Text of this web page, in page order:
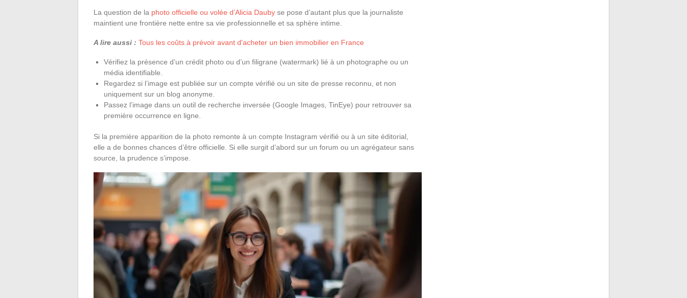
La question de la photo officielle ou volée d’Alicia Dauby se pose d’autant plus que la journaliste
maintient une frontière nette entre sa vie professionnelle et sa sphère intime.
A lire aussi : Tous les coûts à prévoir avant d'acheter un bien immobilier en France
Vérifiez la présence d’un crédit photo ou d’un filigrane (watermark) lié à un photographe ou un
média identifiable.
Regardez si l’image est publiée sur un compte vérifié ou un site de presse reconnu, et non
uniquement sur un blog anonyme.
Passez l’image dans un outil de recherche inversée (Google Images, TinEye) pour retrouver sa
première occurrence en ligne.
Si la première apparition de la photo remonte à un compte Instagram vérifié ou à un site éditorial,
elle a de bonnes chances d’être officielle. Si elle surgit d’abord sur un forum ou un agrégateur sans
source, la prudence s’impose.